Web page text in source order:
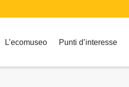
L’ecomuseo Punti d’interesse